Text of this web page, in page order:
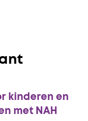
kinderen en
met NAH